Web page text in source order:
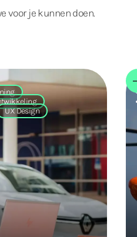
voor je kunnen doen.
UX Design